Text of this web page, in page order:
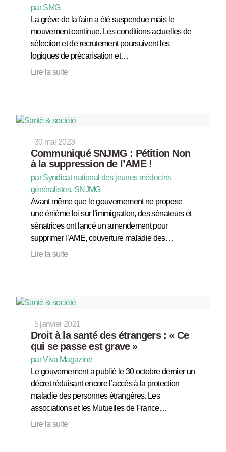
par SMG
La grève de la faim a été suspendue mais le
mouvement continue. Les conditions actuelles de
sélection et de recrutement poursuivent les
logiques de précarisation et…
Lire la suite
30 mai 2023
Communiqué SNJMG : Pétition Non
à la suppression de l’AME !
par Syndicat national des jeunes médecins
généralistes, SNJMG
Avant même que le gouvernement ne propose
une énième loi sur l’immigration, des sénateurs et
sénatrices ont lancé un amendement pour
supprimer l’AME, couverture maladie des…
Lire la suite
5 janvier 2021
Droit à la santé des étrangers : « Ce
qui se passe est grave »
par Viva Magazine
Le gouvernement a publié le 30 octobre dernier un
décret réduisant encore l’accès à la protection
maladie des personnes étrangères. Les
associations et les Mutuelles de France…
Lire la suite